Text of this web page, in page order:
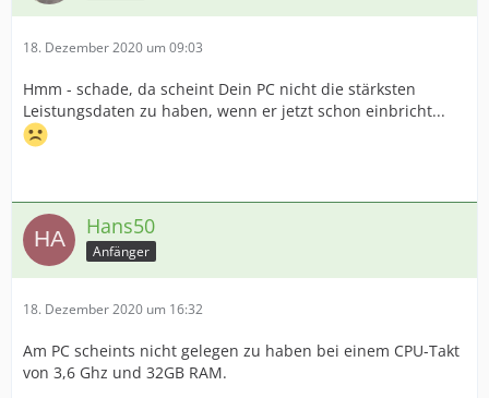
18. Dezember 2020 um 09:03
Hmm - schade, da scheint Dein PC nicht die stärksten
Leistungsdaten zu haben, wenn er jetzt schon einbricht...
Hans50
Anfänger
18. Dezember 2020 um 16:32
Am PC scheints nicht gelegen zu haben bei einem CPU-Takt
von 3,6 Ghz und 32GB RAM.